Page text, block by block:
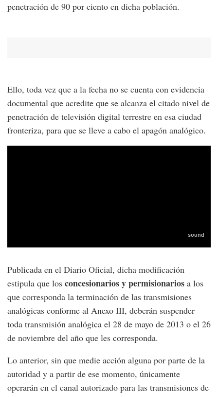
penetración de 90 por ciento en dicha población.
Ello, toda vez que a la fecha no se cuenta con evidencia
documental que acredite que se alcanza el citado nivel de
penetración de televisión digital terrestre en esa ciudad
fronteriza, para que se lleve a cabo el apagón analógico.
Publicada en el Diario Oficial, dicha modificación
estipula que los concesionarios y permisionarios a los
que corresponda la terminación de las transmisiones
analógicas conforme al Anexo III, deberán suspender
toda transmisión analógica el 28 de mayo de 2013 o el 26
de noviembre del año que les corresponda.
Lo anterior, sin que medie acción alguna por parte de la
autoridad y a partir de ese momento, únicamente
operarán en el canal autorizado para las transmisiones de